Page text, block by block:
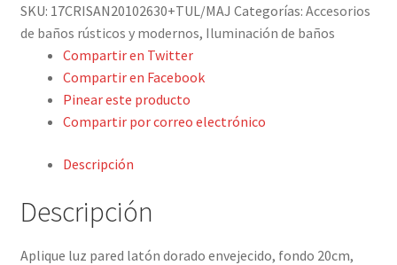
TULIPA
TELA
BEIGE
cantidad
SKU: 17CRISAN20102630+TUL/MAJ Categorías: Accesorios
de baños rústicos y modernos, Iluminación de baños
Compartir en Twitter
Compartir en Facebook
Pinear este producto
Compartir por correo electrónico
Descripción
Descripción
Aplique luz pared latón dorado envejecido, fondo 20cm,